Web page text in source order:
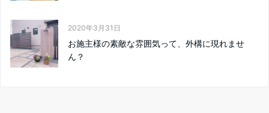
2020年3月31日
お施主様の素敵な雰囲気って、外構に現れませ
ん？